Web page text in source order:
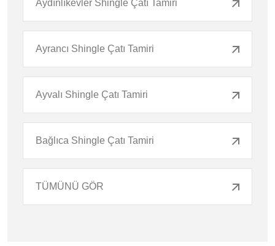
Aydınlıkevler Shingle Çatı Tamiri
Ayrancı Shingle Çatı Tamiri
Ayvalı Shingle Çatı Tamiri
Bağlıca Shingle Çatı Tamiri
TÜMÜNÜ GÖR